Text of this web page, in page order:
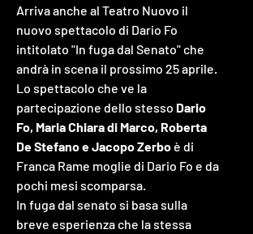
Arriva anche al Teatro Nuovo il
nuovo spettacolo di Dario Fo
intitolato "In fuga dal Senato" che
andrà in scena il prossimo 25 aprile.
Lo spettacolo che ve la
partecipazione dello stesso Dario
Fo, Maria Chiara di Marco, Roberta
De Stefano e Jacopo Zerbo è di
Franca Rame moglie di Dario Fo e da
pochi mesi scomparsa.
In fuga dal senato si basa sulla
breve esperienza che la stessa